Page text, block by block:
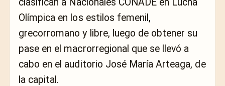
Olímpica en los estilos femenil,
grecorromano y libre, luego de obtener su
pase en el macrorregional que se llevó a
cabo en el auditorio José María Arteaga, de
la capital.